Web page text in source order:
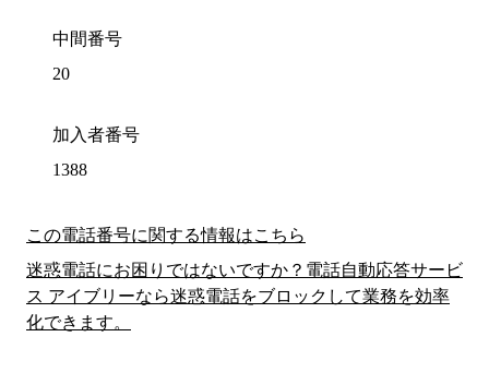
中間番号
20
加入者番号
1388
この電話番号に関する情報はこちら
迷惑電話にお困りではないですか？電話自動応答サービ
ス アイブリーなら迷惑電話をブロックして業務を効率
化できます。